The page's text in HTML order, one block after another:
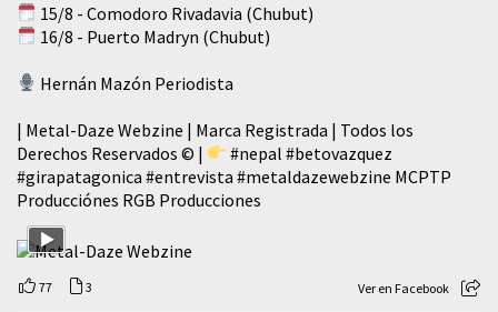
15/8 - Comodoro Rivadavia (Chubut)
16/8 - Puerto Madryn (Chubut)
Hernán Mazón Periodista
| Metal-Daze Webzine | Marca Registrada | Todos los
Derechos Reservados © |
#nepal #betovazquez
#girapatagonica #entrevista #metaldazewebzine MCPTP
Producciónes RGB Producciones
77 3 Ver en Facebook